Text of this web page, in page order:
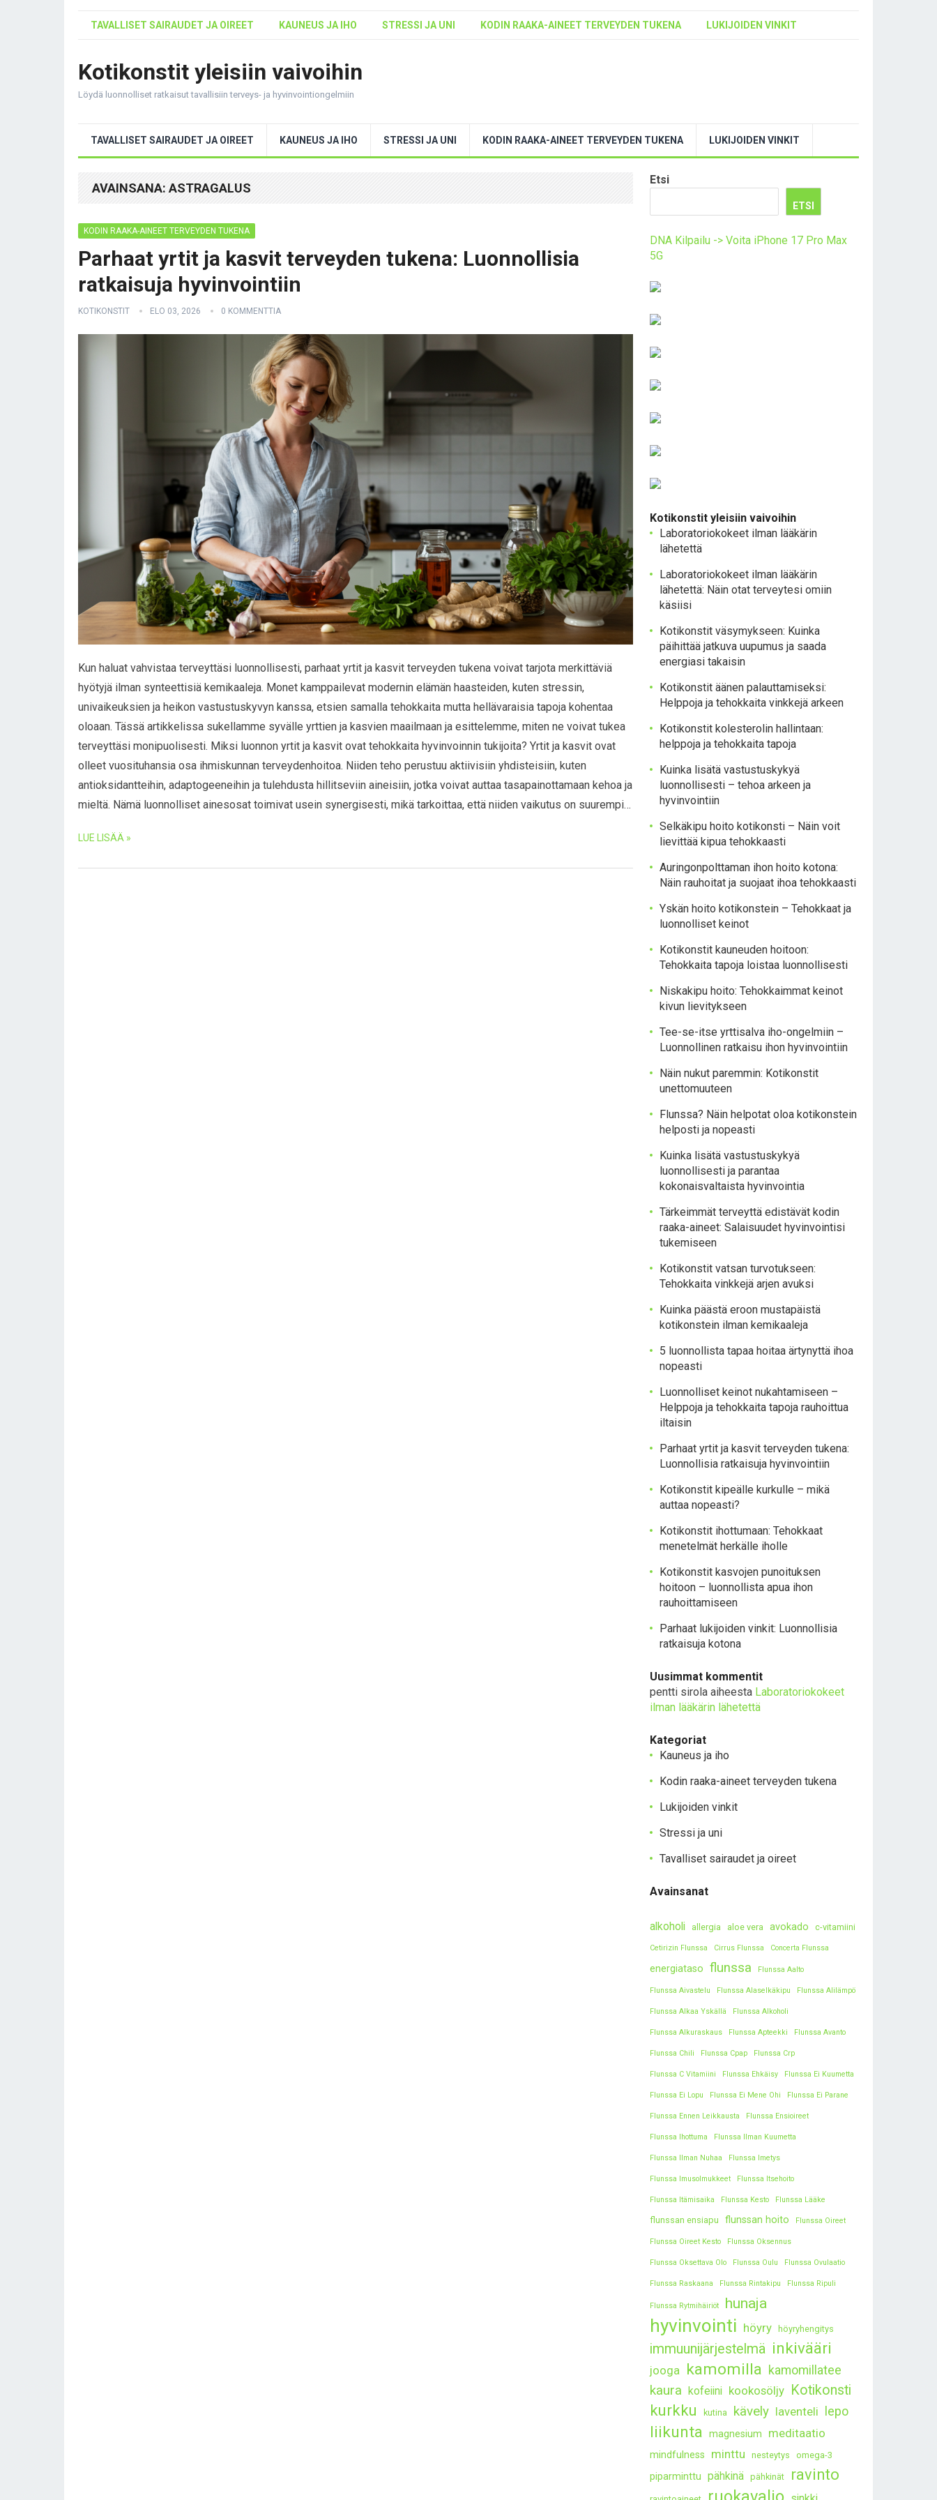
TAVALLISET SAIRAUDET JA OIREET KAUNEUS JA IHO STRESSI JA UNI KODIN RAAKA-AINEET TERVEYDEN TUKENA LUKIJOIDEN VINKIT
Kotikonstit yleisiin vaivoihin
Löydä luonnolliset ratkaisut tavallisiin terveys- ja hyvinvointiongelmiin
TAVALLISET SAIRAUDET JA OIREET KAUNEUS JA IHO STRESSI JA UNI KODIN RAAKA-AINEET TERVEYDEN TUKENA LUKIJOIDEN VINKIT
AVAINSANA: ASTRAGALUS
KODIN RAAKA-AINEET TERVEYDEN TUKENA
Parhaat yrtit ja kasvit terveyden tukena: Luonnollisia
ratkaisuja hyvinvointiin
KOTIKONSTIT ELO 03, 2026 0 KOMMENTTIA
Kun haluat vahvistaa terveyttäsi luonnollisesti, parhaat yrtit ja kasvit terveyden tukena voivat tarjota merkittäviä
hyötyjä ilman synteettisiä kemikaaleja. Monet kamppailevat modernin elämän haasteiden, kuten stressin,
univaikeuksien ja heikon vastustuskyvyn kanssa, etsien samalla tehokkaita mutta hellävaraisia tapoja kohentaa
oloaan. Tässä artikkelissa sukellamme syvälle yrttien ja kasvien maailmaan ja esittelemme, miten ne voivat tukea
terveyttäsi monipuolisesti. Miksi luonnon yrtit ja kasvit ovat tehokkaita hyvinvoinnin tukijoita? Yrtit ja kasvit ovat
olleet vuosituhansia osa ihmiskunnan terveydenhoitoa. Niiden teho perustuu aktiivisiin yhdisteisiin, kuten
antioksidantteihin, adaptogeeneihin ja tulehdusta hillitseviin aineisiin, jotka voivat auttaa tasapainottamaan kehoa ja
mieltä. Nämä luonnolliset ainesosat toimivat usein synergisesti, mikä tarkoittaa, että niiden vaikutus on suurempi…
LUE LISÄÄ »
Etsi
ETSI
DNA Kilpailu -> Voita iPhone 17 Pro Max
5G
Kotikonstit yleisiin vaivoihin
Laboratoriokokeet ilman lääkärin
lähetettä
Laboratoriokokeet ilman lääkärin
lähetettä: Näin otat terveytesi omiin
käsiisi
Kotikonstit väsymykseen: Kuinka
päihittää jatkuva uupumus ja saada
energiasi takaisin
Kotikonstit äänen palauttamiseksi:
Helppoja ja tehokkaita vinkkejä arkeen
Kotikonstit kolesterolin hallintaan:
helppoja ja tehokkaita tapoja
Kuinka lisätä vastustuskykyä
luonnollisesti – tehoa arkeen ja
hyvinvointiin
Selkäkipu hoito kotikonsti – Näin voit
lievittää kipua tehokkaasti
Auringonpolttaman ihon hoito kotona:
Näin rauhoitat ja suojaat ihoa tehokkaasti
Yskän hoito kotikonstein – Tehokkaat ja
luonnolliset keinot
Kotikonstit kauneuden hoitoon:
Tehokkaita tapoja loistaa luonnollisesti
Niskakipu hoito: Tehokkaimmat keinot
kivun lievitykseen
Tee-se-itse yrttisalva iho-ongelmiin –
Luonnollinen ratkaisu ihon hyvinvointiin
Näin nukut paremmin: Kotikonstit
unettomuuteen
Flunssa? Näin helpotat oloa kotikonstein
helposti ja nopeasti
Kuinka lisätä vastustuskykyä
luonnollisesti ja parantaa
kokonaisvaltaista hyvinvointia
Tärkeimmät terveyttä edistävät kodin
raaka-aineet: Salaisuudet hyvinvointisi
tukemiseen
Kotikonstit vatsan turvotukseen:
Tehokkaita vinkkejä arjen avuksi
Kuinka päästä eroon mustapäistä
kotikonstein ilman kemikaaleja
5 luonnollista tapaa hoitaa ärtynyttä ihoa
nopeasti
Luonnolliset keinot nukahtamiseen –
Helppoja ja tehokkaita tapoja rauhoittua
iltaisin
Parhaat yrtit ja kasvit terveyden tukena:
Luonnollisia ratkaisuja hyvinvointiin
Kotikonstit kipeälle kurkulle – mikä
auttaa nopeasti?
Kotikonstit ihottumaan: Tehokkaat
menetelmät herkälle iholle
Kotikonstit kasvojen punoituksen
hoitoon – luonnollista apua ihon
rauhoittamiseen
Parhaat lukijoiden vinkit: Luonnollisia
ratkaisuja kotona
Uusimmat kommentit
pentti sirola aiheesta Laboratoriokokeet
ilman lääkärin lähetettä
Kategoriat
Kauneus ja iho
Kodin raaka-aineet terveyden tukena
Lukijoiden vinkit
Stressi ja uni
Tavalliset sairaudet ja oireet
Avainsanat
alkoholi allergia aloe vera avokado c-vitamiini
Cetirizin Flunssa Cirrus Flunssa Concerta Flunssa
energiataso flunssa Flunssa Aalto
Flunssa Aivastelu Flunssa Alaselkäkipu Flunssa Alilämpö
Flunssa Alkaa Yskällä Flunssa Alkoholi
Flunssa Alkuraskaus Flunssa Apteekki Flunssa Avanto
Flunssa Chili Flunssa Cpap Flunssa Crp
Flunssa C Vitamiini Flunssa Ehkäisy Flunssa Ei Kuumetta
Flunssa Ei Lopu Flunssa Ei Mene Ohi Flunssa Ei Parane
Flunssa Ennen Leikkausta Flunssa Ensioireet
Flunssa Ihottuma Flunssa Ilman Kuumetta
Flunssa Ilman Nuhaa Flunssa Imetys
Flunssa Imusolmukkeet Flunssa Itsehoito
Flunssa Itämisaika Flunssa Kesto Flunssa Lääke
flunssan ensiapu flunssan hoito Flunssa Oireet
Flunssa Oireet Kesto Flunssa Oksennus
Flunssa Oksettava Olo Flunssa Oulu Flunssa Ovulaatio
Flunssa Raskaana Flunssa Rintakipu Flunssa Ripuli
Flunssa Rytmihäiriöt hunaja
hyvinvointi höyry höyryhengitys
immuunijärjestelmä inkivääri
jooga kamomilla kamomillatee
kaura kofeiini kookosöljy Kotikonsti
kurkku kutina kävely laventeli lepo
liikunta magnesium meditaatio
mindfulness minttu nesteytys omega-3
piparminttu pähkinä pähkinät ravinto